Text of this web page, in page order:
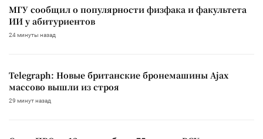
МГУ сообщил о популярности физфака и факультета
ИИ у абитуриентов
24 минуты назад
Telegraph: Новые британские бронемашины Ajax
массово вышли из строя
29 минут назад